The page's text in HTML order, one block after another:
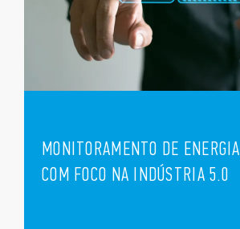
MONITORAMENTO DE ENERGIA
COM FOCO NA INDÚSTRIA 5.0